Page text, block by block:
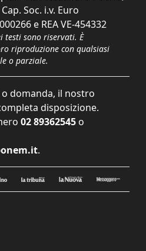
Soc. i.v. Euro
e REA VE-454332
sono riservati. È
riproduzione con qualsiasi
o parziale.
domanda, il nostro
disposizione.
02 89362545 o
.